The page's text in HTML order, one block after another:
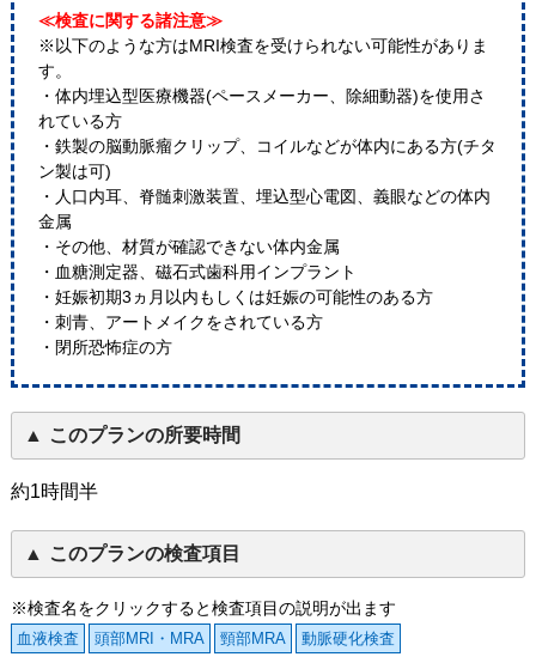
≪検査に関する諸注意≫
※以下のような方はMRI検査を受けられない可能性がありま
す。
・体内埋込型医療機器(ペースメーカー、除細動器)を使用さ
れている方
・鉄製の脳動脈瘤クリップ、コイルなどが体内にある方(チタ
ン製は可)
・人口内耳、脊髄刺激装置、埋込型心電図、義眼などの体内
金属
・その他、材質が確認できない体内金属
・血糖測定器、磁石式歯科用インプラント
・妊娠初期3ヵ月以内もしくは妊娠の可能性のある方
・刺青、アートメイクをされている方
・閉所恐怖症の方
このプランの所要時間
約1時間半
このプランの検査項目
※検査名をクリックすると検査項目の説明が出ます
血液検査 頭部MRI・MRA 頸部MRA 動脈硬化検査